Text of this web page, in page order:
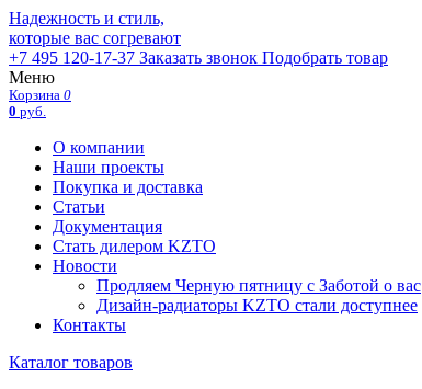
Надежность и стиль,
которые вас согревают
+7 495 120-17-37 Заказать звонок Подобрать товар
Меню
Корзина 0
0 руб.
О компании
Наши проекты
Покупка и доставка
Статьи
Документация
Стать дилером KZTO
Новости
Продляем Черную пятницу с Заботой о вас
Дизайн-радиаторы KZTO стали доступнее
Контакты
Каталог товаров